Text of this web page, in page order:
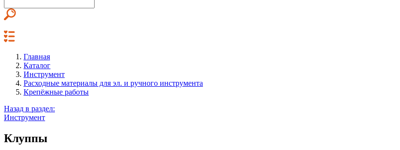
Главная
Каталог
Инструмент
Расходные материалы для эл. и ручного инструмента
Крепёжные работы
Назад в раздел:
Инструмент
Клуппы